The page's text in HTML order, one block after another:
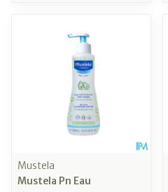
Mustela
Mustela Pn Eau